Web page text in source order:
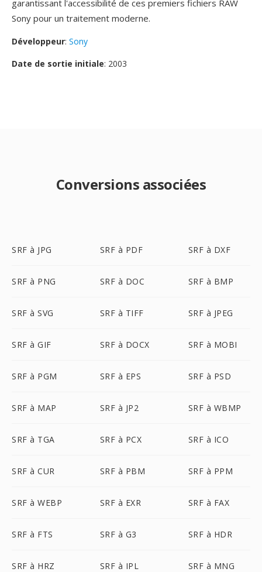
garantissant l'accessibilité de ces premiers fichiers RAW
Sony pour un traitement moderne.
Développeur: Sony
Date de sortie initiale: 2003
Conversions associées
SRF à JPG SRF à PDF SRF à DXF
SRF à PNG SRF à DOC SRF à BMP
SRF à SVG SRF à TIFF SRF à JPEG
SRF à GIF SRF à DOCX SRF à MOBI
SRF à PGM SRF à EPS SRF à PSD
SRF à MAP SRF à JP2 SRF à WBMP
SRF à TGA SRF à PCX SRF à ICO
SRF à CUR SRF à PBM SRF à PPM
SRF à WEBP SRF à EXR SRF à FAX
SRF à FTS SRF à G3 SRF à HDR
SRF à HRZ SRF à IPL SRF à MNG